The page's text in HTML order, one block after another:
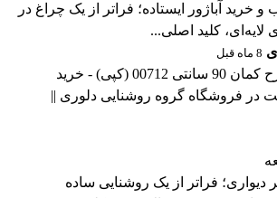
و خرید آباژور ایستاده؛ فراتر از یک چراغ در
لایه‌ای، کلید اصلی...
8 ماه قبل
دیواری؛ فراتر از یک روشنایی ساده